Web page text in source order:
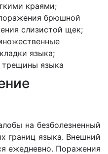
краями;
брюшной
слизистой щек;
языка;
трещины языка
на безболезненный
границ языка. Внешний
ежедневно. Поражения